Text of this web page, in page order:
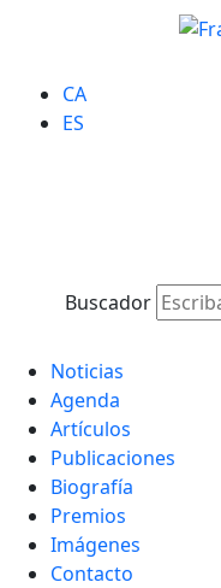
CA
ES
Buscador
Noticias
Agenda
Artículos
Publicaciones
Biografía
Premios
Imágenes
Contacto